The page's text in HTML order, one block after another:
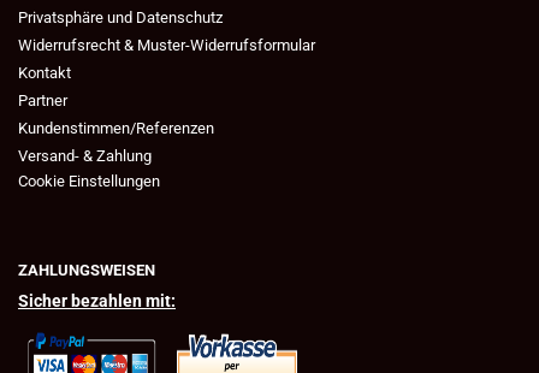
Privatsphäre und Datenschutz
Widerrufsrecht & Muster-Widerrufsformular
Kontakt
Partner
Kundenstimmen/Referenzen
Versand- & Zahlung
Cookie Einstellungen
ZAHLUNGSWEISEN
Sicher bezahlen mit: